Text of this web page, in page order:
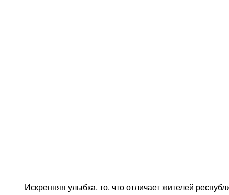
Искренняя улыбка, то, что отличает жителей